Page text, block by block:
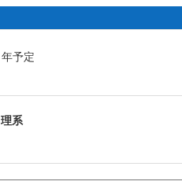
年予定
理系